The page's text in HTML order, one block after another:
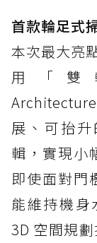
首款輪足式
本次最大亮
用「雙
展、可抬
輯，實現小
即使面對門
能維持機身
3D 空間規